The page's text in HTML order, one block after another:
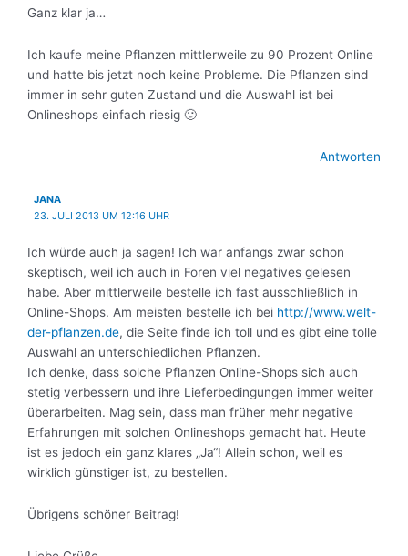
Ganz klar ja…
Ich kaufe meine Pflanzen mittlerweile zu 90 Prozent Online
und hatte bis jetzt noch keine Probleme. Die Pflanzen sind
immer in sehr guten Zustand und die Auswahl ist bei
Onlineshops einfach riesig 🙂
Antworten
JANA
23. JULI 2013 UM 12:16 UHR
Ich würde auch ja sagen! Ich war anfangs zwar schon
skeptisch, weil ich auch in Foren viel negatives gelesen
habe. Aber mittlerweile bestelle ich fast ausschließlich in
Online-Shops. Am meisten bestelle ich bei http://www.welt-
der-pflanzen.de, die Seite finde ich toll und es gibt eine tolle
Auswahl an unterschiedlichen Pflanzen.
Ich denke, dass solche Pflanzen Online-Shops sich auch
stetig verbessern und ihre Lieferbedingungen immer weiter
überarbeiten. Mag sein, dass man früher mehr negative
Erfahrungen mit solchen Onlineshops gemacht hat. Heute
ist es jedoch ein ganz klares „Ja“! Allein schon, weil es
wirklich günstiger ist, zu bestellen.
Übrigens schöner Beitrag!